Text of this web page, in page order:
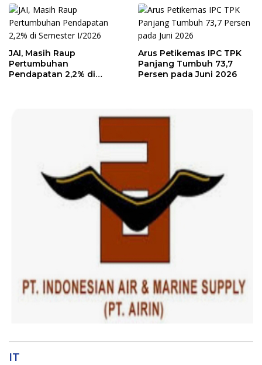
JAI, Masih Raup
Pertumbuhan
Pendapatan 2,2% di
Arus Petikemas IPC TPK
Panjang Tumbuh 73,7
Persen pada Juni 2026
IT